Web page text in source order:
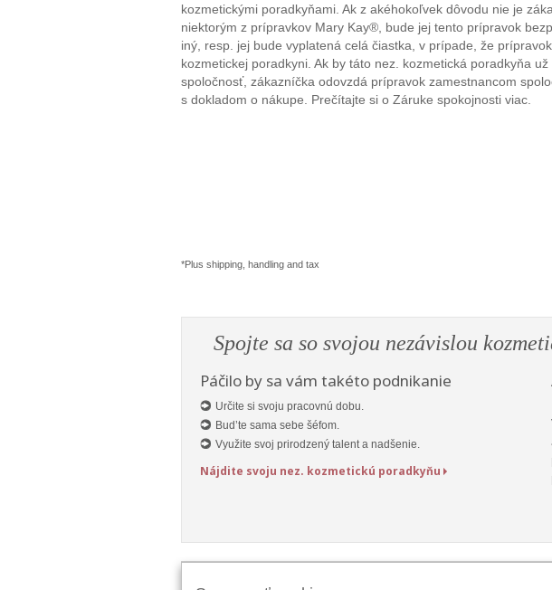
kozmetickými poradkyňami. Ak z akéhokoľvek dôvodu nie je
niektorým z prípravkov Mary Kay®, bude jej tento prípravok
iný, resp. jej bude vyplatená celá čiastka, v prípade, že
kozmetickej poradkyni. Ak by táto nez. kozmetická poradkyňa
spoločnosť, zákazníčka odovzdá prípravok zamestnancom
s dokladom o nákupe. Prečítajte si o Záruke spokojnosti viac.
*Plus shipping, handling and tax
Spojte sa so svojou nezávislou
Páčilo by sa vám takéto podnikanie
Určite si svoju pracovnú dobu.
Bud’te sama sebe šéfom.
Využite svoj prirodzený talent a nadšenie.
Nájdite svoju nez. kozmetickú poradkyňu